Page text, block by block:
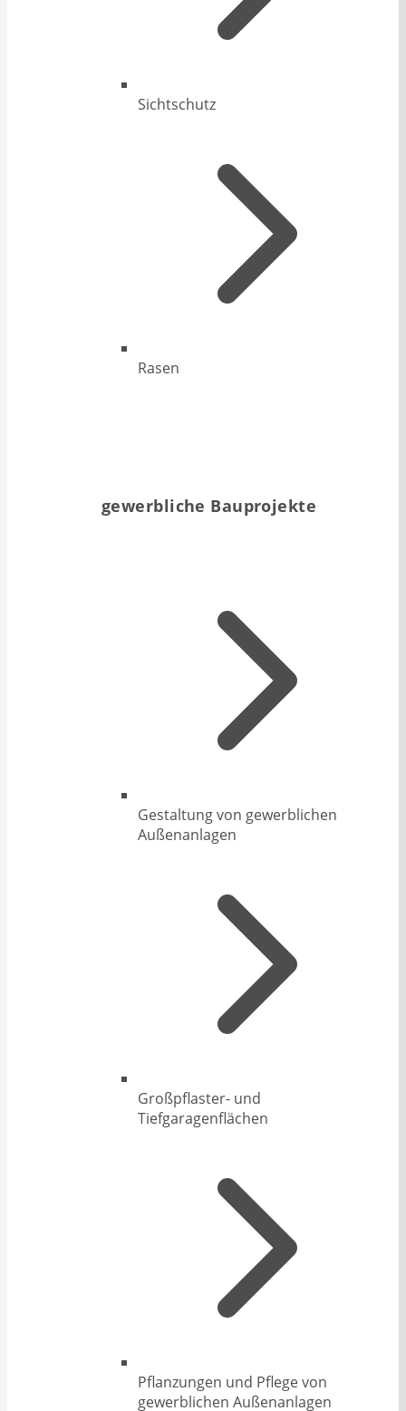
Sichtschutz
Rasen
gewerbliche Bauprojekte
Gestaltung von gewerblichen
Außenanlagen
Großpflaster- und
Tiefgaragenflächen
Pflanzungen und Pflege von
gewerblichen Außenanlagen